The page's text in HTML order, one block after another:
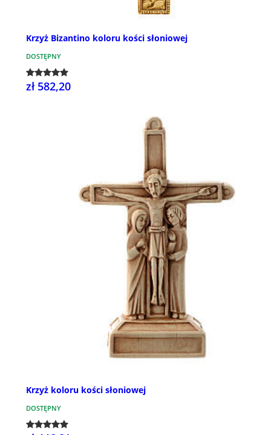
Krzyż Bizantino koloru kości słoniowej
DOSTĘPNY
zł 582,20
Krzyż koloru kości słoniowej
DOSTĘPNY